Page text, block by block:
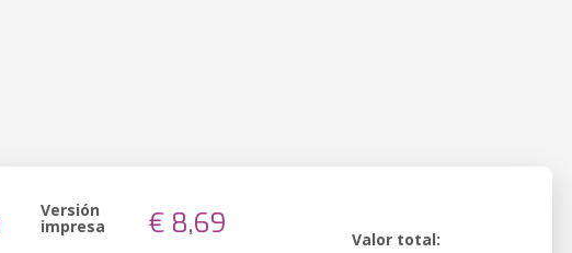
Versión
impresa € 8,69 Valor total: